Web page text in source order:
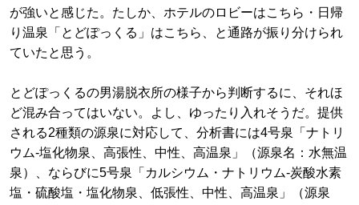
が強いと感じた。たしか、ホテルのロビーはこちら・日帰
り温泉「とどぽっくる」はこちら、と通路が振り分けられ
ていたと思う。
とどぽっくるの男湯脱衣所の様子から判断するに、それほ
ど混み合ってはいない。よし、ゆったり入れそうだ。提供
される2種類の源泉に対応して、分析書には4号泉「ナトリ
ウム-塩化物泉、高張性、中性、高温泉」（源泉名：水無温
泉）、ならびに5号泉「カルシウム・ナトリウム-炭酸水素
塩・硫酸塩・塩化物泉、低張性、中性、高温泉」（源泉